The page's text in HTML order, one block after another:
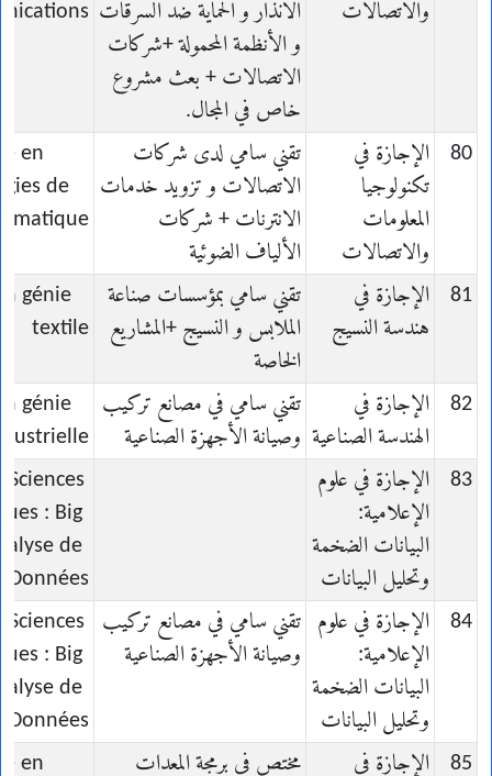
والاتصالات
الانذار و الحماية ضد السرقات
و الأنظمة المحمولة +شركات
الاتصالات + بعث مشروع
خاص في المجال.
80
الإجازة في
تكنولوجيا
المعلومات
والاتصالات
تقني سامي لدى شركات
الاتصالات و تزويد خدمات
الانترنات + شركات
الألياف الضوئية
en
de
81
الإجازة في
هندسة النسيج
تقني سامي بمؤسسات صناعة
الملابس و النسيج +المشاريع
الخاصة
génie
textile
82
الإجازة في
الهندسة الصناعية
تقني سامي في مصانع تركيب
وصيانة الأجهزة الصناعية
génie
83
الإجازة في علوم
الإعلامية:
البيانات الضخمة
وتحليل البيانات
Sciences
: Big
de
Données
84
الإجازة في علوم
الإعلامية:
البيانات الضخمة
وتحليل البيانات
تقني سامي في مصانع تركيب
وصيانة الأجهزة الصناعية
Sciences
: Big
de
Données
85
الإجازة في
مختص في برمجة المعدات
en